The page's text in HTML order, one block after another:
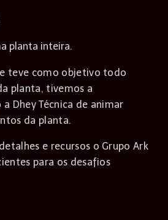
planta inteira.
teve como objetivo todo
planta, tivemos a
Dhey Técnica de animar
da planta.
e recursos o Grupo Ark
para os desafios